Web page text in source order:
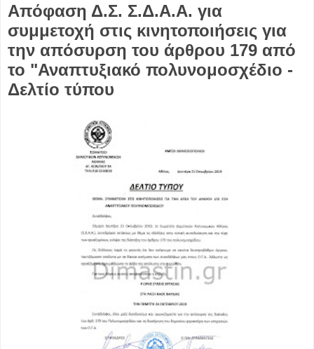
Απόφαση Δ.Σ. Σ.Δ.Α.Α. για
συμμετοχή στις κινητοποιήσεις για
την απόσυρση του άρθρου 179 από
το "Αναπτυξιακό πολυνομοσχέδιο -
Δελτίο τύπου